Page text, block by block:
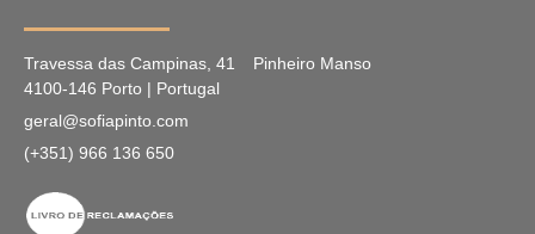
Travessa das Campinas, 41
Pinheiro Manso
4100-146 Porto | Portugal
geral@sofiapinto.com
(+351) 966 136 650